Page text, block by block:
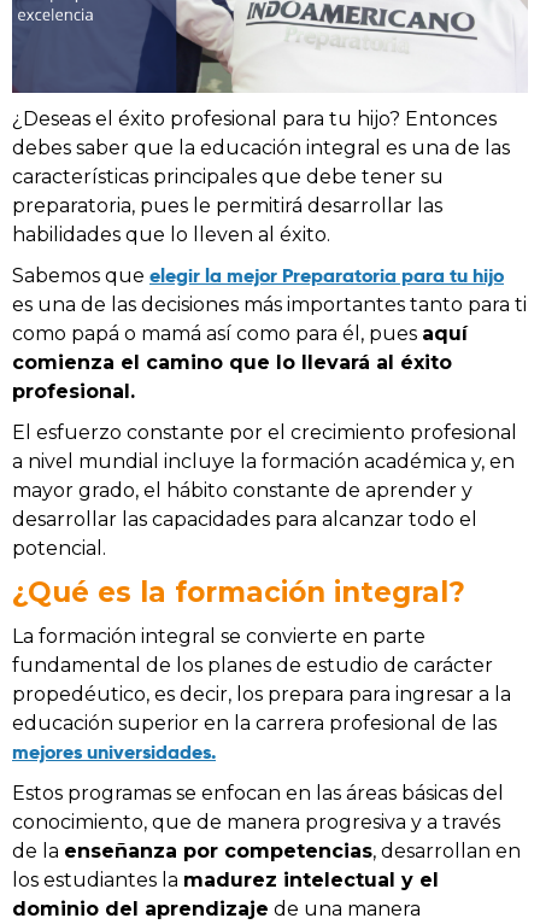
¿Deseas el éxito profesional para tu hijo? Entonces
debes saber que la educación integral es una de las
características principales que debe tener su
preparatoria, pues le permitirá desarrollar las
habilidades que lo lleven al éxito.
Sabemos que elegir la mejor Preparatoria para tu hijo
es una de las decisiones más importantes tanto para ti
como papá o mamá así como para él, pues aquí
comienza el camino que lo llevará al éxito
profesional.
El esfuerzo constante por el crecimiento profesional
a nivel mundial incluye la formación académica y, en
mayor grado, el hábito constante de aprender y
desarrollar las capacidades para alcanzar todo el
potencial.
¿Qué es la formación integral?
La formación integral se convierte en parte
fundamental de los planes de estudio de carácter
propedéutico, es decir, los prepara para ingresar a la
educación superior en la carrera profesional de las
mejores universidades.
Estos programas se enfocan en las áreas básicas del
conocimiento, que de manera progresiva y a través
de la enseñanza por competencias, desarrollan en
los estudiantes la madurez intelectual y el
dominio del aprendizaje de una manera